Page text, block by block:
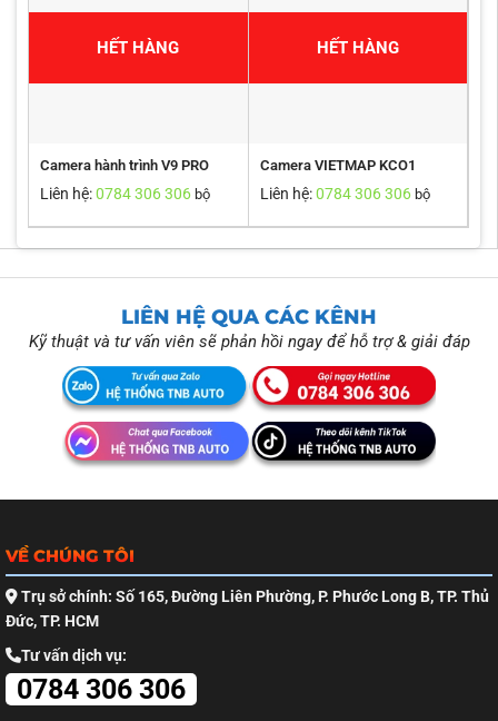
HẾT HÀNG
Camera hành trình V9 PRO
Liên hệ:0784 306 306 bộ
HẾT HÀNG
Camera VIETMAP KCO1
Liên hệ:0784 306 306bộ
LIÊN HỆ QUA CÁC KÊNH
Kỹ thuật và tư vấn viên sẽ phản hồi ngay để hỗ trợ & giải đáp
VỀ CHÚNG TÔI
Trụ sở chính: Số 165, Đường Liên Phường, P. Phước Long B, TP. Thủ
Đức, TP. HCM
Tư vấn dịch vụ:
0784 306 306